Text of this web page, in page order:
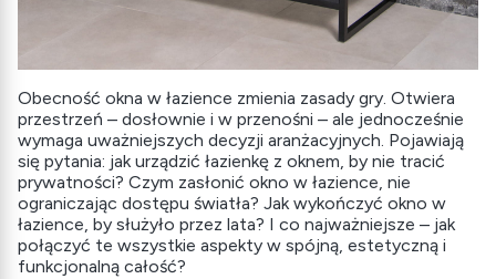
Obecność okna w łazience zmienia zasady gry. Otwiera
przestrzeń – dosłownie i w przenośni – ale jednocześnie
wymaga uważniejszych decyzji aranżacyjnych. Pojawiają
się pytania: jak urządzić łazienkę z oknem, by nie tracić
prywatności? Czym zasłonić okno w łazience, nie
ograniczając dostępu światła? Jak wykończyć okno w
łazience, by służyło przez lata? I co najważniejsze – jak
połączyć te wszystkie aspekty w spójną, estetyczną i
funkcjonalną całość?